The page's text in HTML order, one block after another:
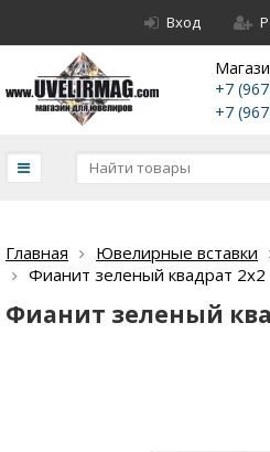
Вход
+7
+7
Главная Ювелирные вставки
Фианит зеленый квадрат 2х2
Фианит зеленый